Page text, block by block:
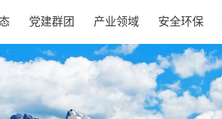
党建群团 产业领域 安全环保